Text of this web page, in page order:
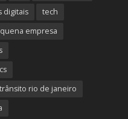
digitais
tech
empresa
trânsito rio de janeiro